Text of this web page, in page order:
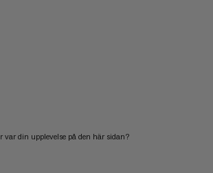
var din upplevelse på den här sidan?